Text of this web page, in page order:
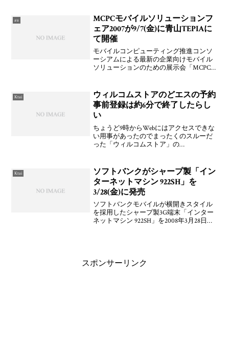
後，昨年とか一昨年とかこれまで何
au
MCPCモバイルソリューションフ
ェア2007が9/7(金)に青山TEPIAに
て開催
モバイルコンピューティング推進コンソ
ーシアムによる最新の企業向けモバイル
ソリューションのための展示会「MCPCモ
て開催される。通信事業社からはNTTド
コ
Ktai
ウィルコムストアのどエスの予約
事前登録は約6分で終了したらし
い
ちょうど9時からWebにはアクセスできな
い用事があったのでまったくのスルーだ
った「ウィルコムストア」の
わってしまったようですね。ウィルコム
ストアで
Ktai
ソフトバンクがシャープ製「イン
ターネットマシン 922SH」を
3/28(金)に発売
ソフトバンクモバイルが横開きスタイル
を採用したシャープ製3G端末「インター
ネットマシン 922SH」を2008年3月28日
スポンサーリンク